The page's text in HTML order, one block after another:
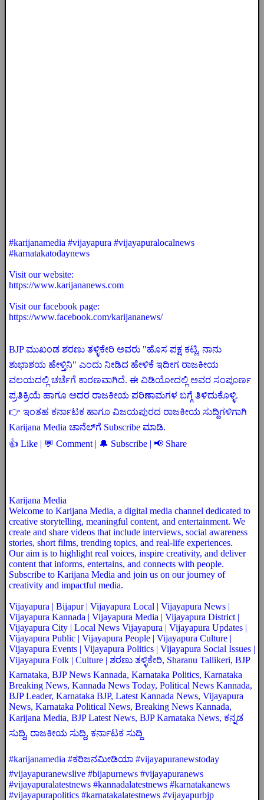
#karijanamedia #vijayapura #vijayapuralocalnews
#karnatakatodaynews
Visit our website:
https://www.karijananews.com
Visit our facebook page:
https://www.facebook.com/karijananews/
BJP ಮುಖಂಡ ಶರಣು ತಳ್ಳಿಕೇರಿ ಅವರು "ಹೊಸ ಪಕ್ಷ ಕಟ್ಲಿ, ನಾನು
ಶುಭಾಶಯ ಹೇಳ್ತಿನಿ" ಎಂದು ನೀಡಿದ ಹೇಳಿಕೆ ಇದೀಗ ರಾಜಕೀಯ
ವಲಯದಲ್ಲಿ ಚರ್ಚೆಗೆ ಕಾರಣವಾಗಿದೆ. ಈ ವಿಡಿಯೋದಲ್ಲಿ ಅವರ ಸಂಪೂರ್ಣ
ಪ್ರತಿಕ್ರಿಯೆ ಹಾಗೂ ಅದರ ರಾಜಕೀಯ ಪರಿಣಾಮಗಳ ಬಗ್ಗೆ ತಿಳಿದುಕೊಳ್ಳಿ.
👉 ಇಂತಹ ಕರ್ನಾಟಕ ಹಾಗೂ ವಿಜಯಪುರದ ರಾಜಕೀಯ ಸುದ್ದಿಗಳಿಗಾಗಿ
Karijana Media ಚಾನೆಲ್‌ಗೆ Subscribe ಮಾಡಿ.
👍 Like | 💬 Comment | 🔔 Subscribe | 📢 Share
Karijana Media
Welcome to Karijana Media, a digital media channel dedicated to
creative storytelling, meaningful content, and entertainment. We
create and share videos that include interviews, social awareness
stories, short films, trending topics, and real-life experiences.
Our aim is to highlight real voices, inspire creativity, and deliver
content that informs, entertains, and connects with people.
Subscribe to Karijana Media and join us on our journey of
creativity and impactful media.
Vijayapura | Bijapur | Vijayapura Local | Vijayapura News |
Vijayapura Kannada | Vijayapura Media | Vijayapura District |
Vijayapura City | Local News Vijayapura | Vijayapura Updates |
Vijayapura Public | Vijayapura People | Vijayapura Culture |
Vijayapura Events | Vijayapura Politics | Vijayapura Social Issues |
Vijayapura Folk | Culture | ಶರಣು ತಳ್ಳಿಕೇರಿ, Sharanu Tallikeri, BJP
Karnataka, BJP News Kannada, Karnataka Politics, Karnataka
Breaking News, Kannada News Today, Political News Kannada,
BJP Leader, Karnataka BJP, Latest Kannada News, Vijayapura
News, Karnataka Political News, Breaking News Kannada,
Karijana Media, BJP Latest News, BJP Karnataka News, ಕನ್ನಡ
ಸುದ್ದಿ, ರಾಜಕೀಯ ಸುದ್ದಿ, ಕರ್ನಾಟಕ ಸುದ್ದಿ
#karijanamedia #ಕರಿಜನಮೀಡಿಯಾ #vijayapuranewstoday
#vijayapuranewslive #bijapurnews #vijayapuranews
#vijayapuralatestnews #kannadalatestnews #karnatakanews
#vijayapurapolitics #karnatakalatestnews #vijayapurbjp